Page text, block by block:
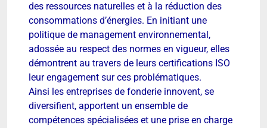
des ressources naturelles et à la réduction des
consommations d’énergies. En initiant une
politique de management environnemental,
adossée au respect des normes en vigueur, elles
démontrent au travers de leurs certifications ISO
leur engagement sur ces problématiques.
Ainsi les entreprises de fonderie innovent, se
diversifient, apportent un ensemble de
compétences spécialisées et une prise en charge